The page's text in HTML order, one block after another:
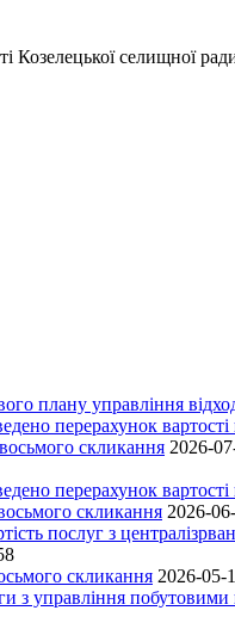
Козелецької селищної
плану управління
вартості
скликання 2026-
вартості
скликання 2026-
послуг з
скликання 2026-05-
управління